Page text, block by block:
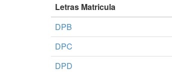
Letras Matricula
DPB
DPC
DPD